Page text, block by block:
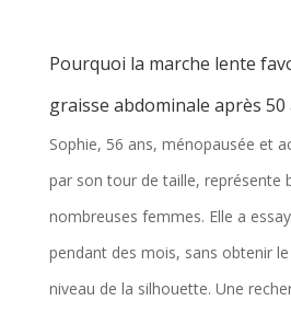
Pourquoi la marche lente
graisse abdominale après 50
Sophie, 56 ans, ménopausée et
par son tour de taille, représente
nombreuses femmes. Elle a
pendant des mois, sans obtenir
niveau de la silhouette. Une